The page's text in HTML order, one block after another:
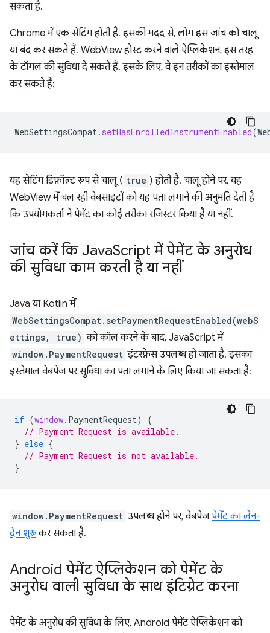
सकता है.
Chrome में एक सेटिंग होती है. इसकी मदद से, लोग इस जांच को चालू
या बंद कर सकते हैं. WebView होस्ट करने वाले ऐप्लिकेशन, इस तरह
के टॉगल की सुविधा दे सकते हैं. इसके लिए, वे इन तरीकों का इस्तेमाल
कर सकते हैं:
WebSettingsCompat. setHasEnrolledInstrumentEnabled(
यह सेटिंग डिफ़ॉल्ट रूप से चालू ( true ) होती है. चालू होने पर, यह
WebView में चल रही वेबसाइटों को यह पता लगाने की अनुमति देती है
कि उपयोगकर्ता ने पेमेंट का कोई तरीका रजिस्टर किया है या नहीं.
जांच करें कि JavaScript में पेमेंट के अनुरोध
की सुविधा काम करती है या नहीं
Java या Kotlin में
WebSettingsCompat.setPaymentRequestEnabled(webS
ettings, true) को कॉल करने के बाद, JavaScript में
window.PaymentRequest इंटरफ़ेस उपलब्ध हो जाता है. इसका
इस्तेमाल वेबपेज पर सुविधा का पता लगाने के लिए किया जा सकता है:
if (window. PaymentRequest)
{
// Payment Request is available.
} else {
// Payment Request is not available.
}
window.PaymentRequest उपलब्ध होने पर, वेबपेजपेमेंट का लेन-
देन शुरूकर सकता है.
Android पेमेंट ऐप्लिकेशन को पेमेंट के
अनुरोध वाली सुविधा के साथ इंटिग्रेट करना
पेमेंट के अनुरोध की सुविधा के लिए, Android पेमेंट ऐप्लिकेशन को